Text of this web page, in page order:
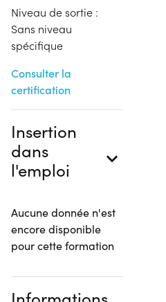
Niveau de sortie :
Sans niveau
spécifique
Consulter la
certification
Insertion
dans
l'emploi
Aucune donnée n'est
encore disponible
pour cette formation